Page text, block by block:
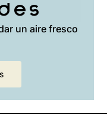
un aire fresco